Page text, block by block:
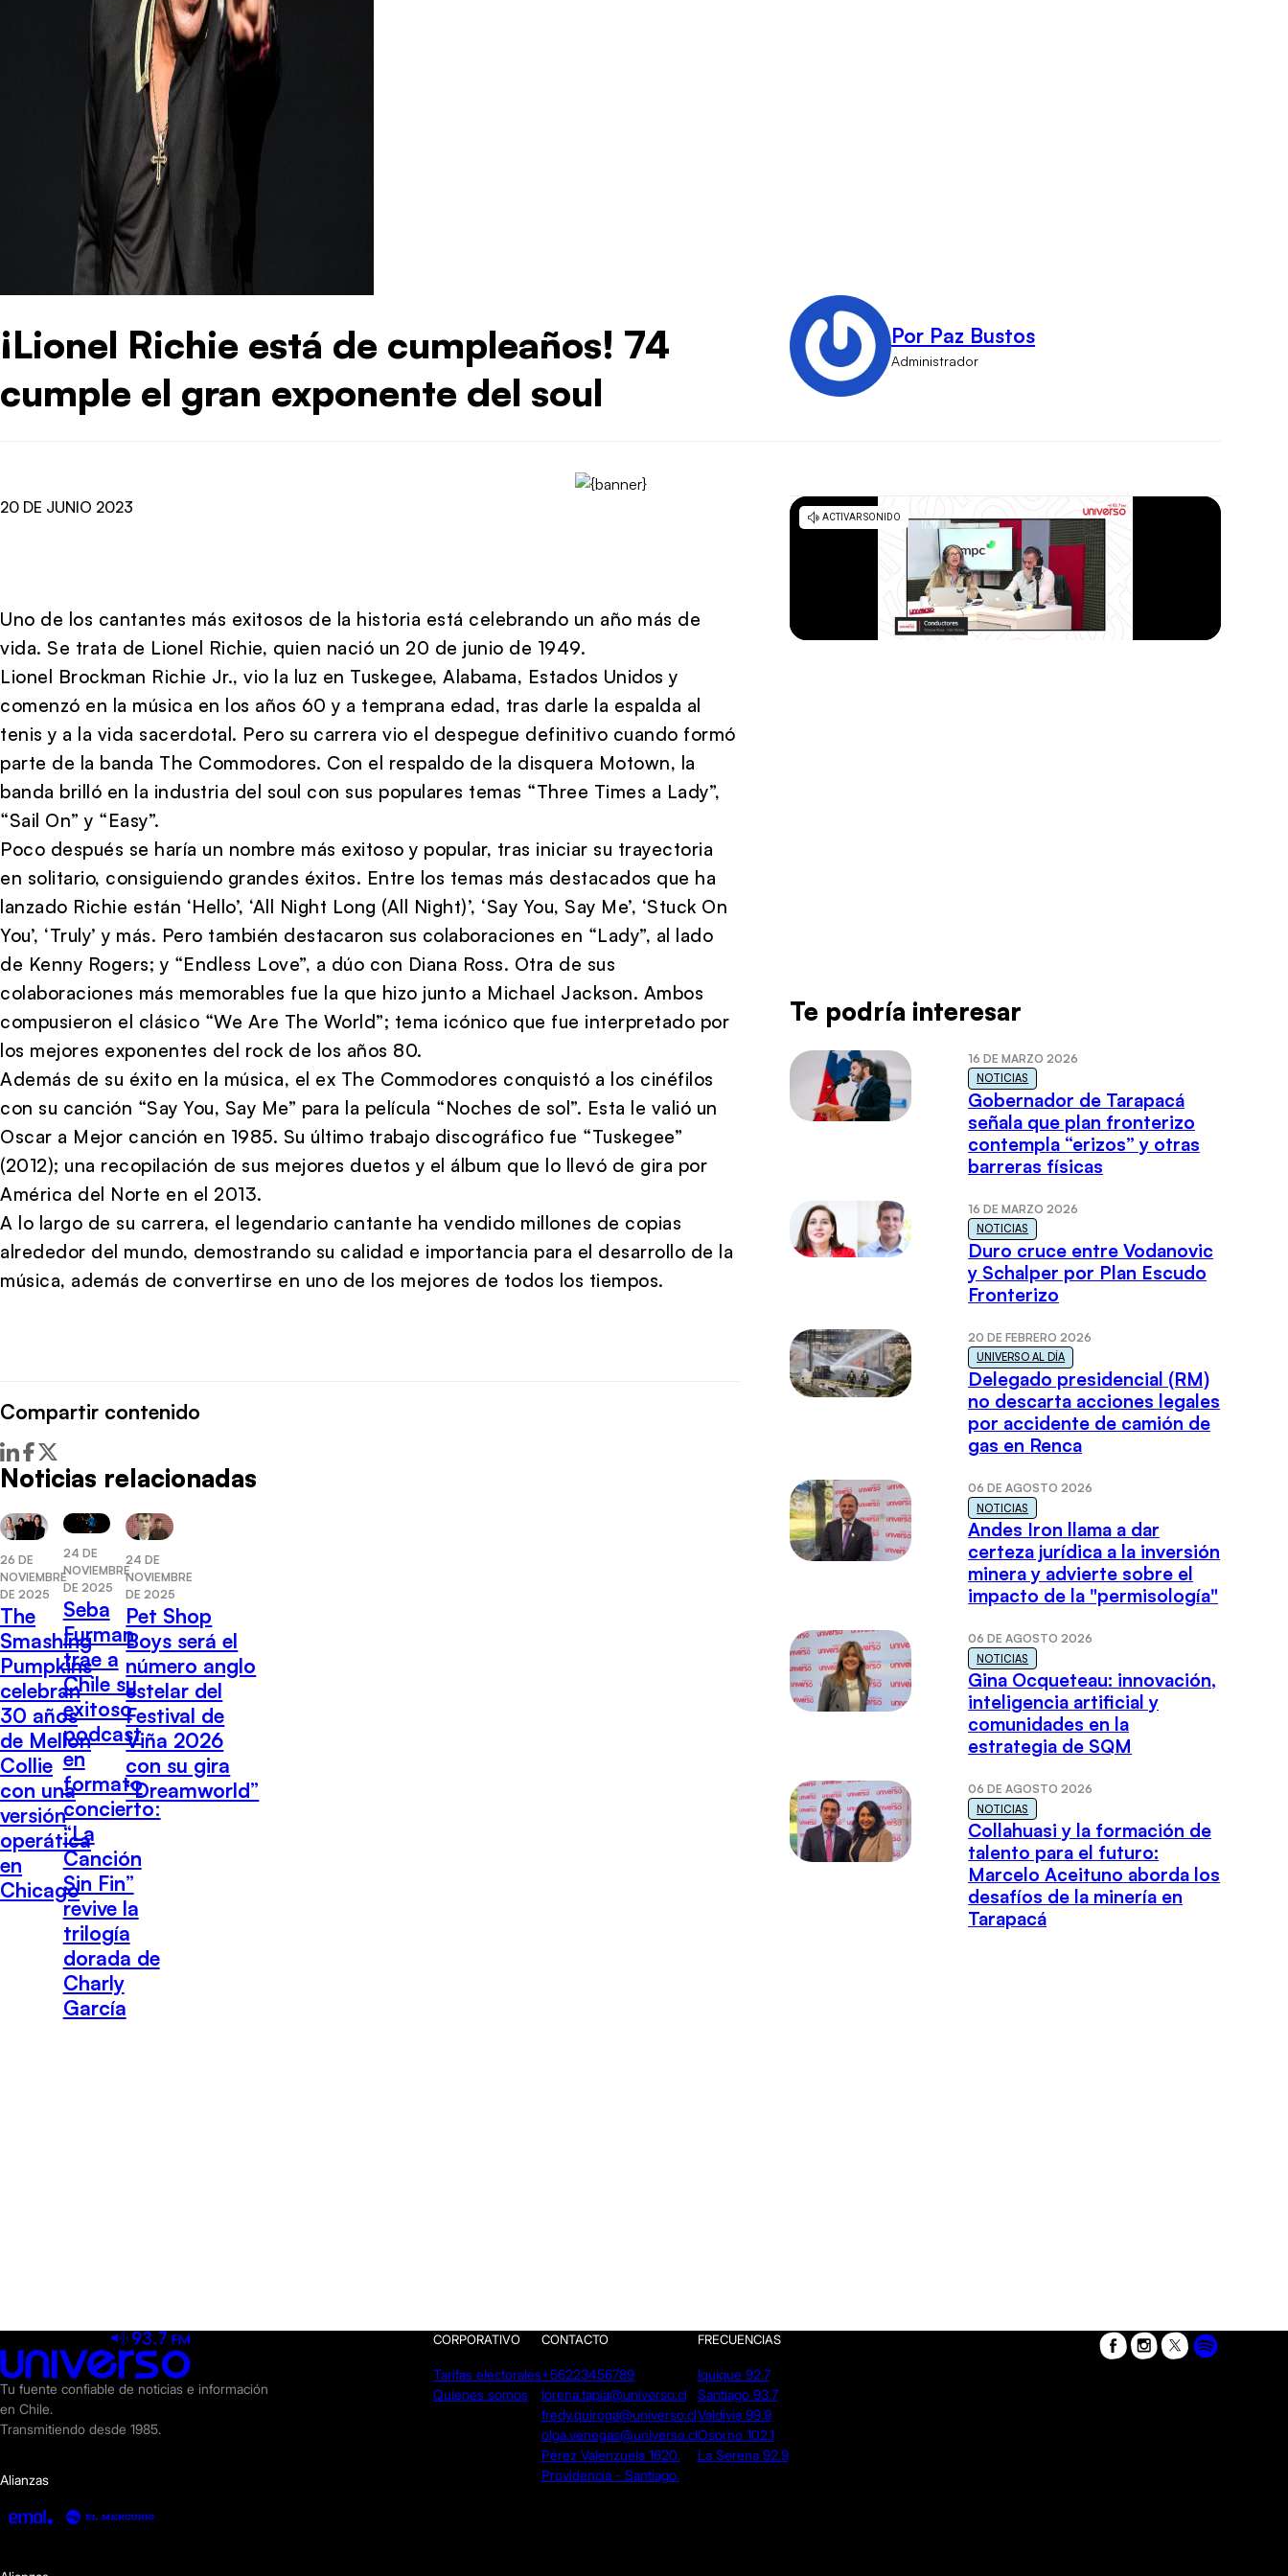
¡Lionel Richie está de cumpleaños! 74
cumple el gran exponente del soul
Por Paz Bustos
Administrador
20 DE JUNIO 2023
Uno de los cantantes más exitosos de la historia está celebrando un año más de
vida. Se trata de Lionel Richie, quien nació un 20 de junio de 1949.
Lionel Brockman Richie Jr., vio la luz en Tuskegee, Alabama, Estados Unidos y
comenzó en la música en los años 60 y a temprana edad, tras darle la espalda al
tenis y a la vida sacerdotal. Pero su carrera vio el despegue definitivo cuando formó
parte de la banda The Commodores. Con el respaldo de la disquera Motown, la
banda brilló en la industria del soul con sus populares temas “Three Times a Lady”,
“Sail On” y “Easy”.
Poco después se haría un nombre más exitoso y popular, tras iniciar su trayectoria
en solitario, consiguiendo grandes éxitos. Entre los temas más destacados que ha
lanzado Richie están ‘Hello’, ‘All Night Long (All Night)’, ‘Say You, Say Me’, ‘Stuck On
You’, ‘Truly’ y más. Pero también destacaron sus colaboraciones en “Lady”, al lado
de Kenny Rogers; y “Endless Love”, a dúo con Diana Ross. Otra de sus
colaboraciones más memorables fue la que hizo junto a Michael Jackson. Ambos
compusieron el clásico “We Are The World”; tema icónico que fue interpretado por
los mejores exponentes del rock de los años 80.
Además de su éxito en la música, el ex The Commodores conquistó a los cinéfilos
con su canción “Say You, Say Me” para la película “Noches de sol”. Esta le valió un
Oscar a Mejor canción en 1985. Su último trabajo discográfico fue “Tuskegee”
(2012); una recopilación de sus mejores duetos y el álbum que lo llevó de gira por
América del Norte en el 2013.
A lo largo de su carrera, el legendario cantante ha vendido millones de copias
alrededor del mundo, demostrando su calidad e importancia para el desarrollo de la
música, además de convertirse en uno de los mejores de todos los tiempos.
Compartir contenido
Noticias relacionadas
26 DE
NOVIEMBRE
DE 2025
The
Smashing
Pumpkins
celebran
30 años
de Mellon
Collie
con una
versión
operática
en
Chicago
24 DE
NOVIEMBRE
DE 2025
Seba
Furman
trae a
Chile su
exitoso
podcast
en
formato
concierto:
“La
Canción
Sin Fin”
revive la
trilogía
dorada de
Charly
García
24 DE
NOVIEMBRE
DE 2025
Pet Shop
Boys será el
número anglo
estelar del
Festival de
Viña 2026
con su gira
“Dreamworld”
Te podría interesar
16 DE MARZO 2026
NOTICIAS
Gobernador de Tarapacá
señala que plan fronterizo
contempla “erizos” y otras
barreras físicas
16 DE MARZO 2026
NOTICIAS
Duro cruce entre Vodanovic
y Schalper por Plan Escudo
Fronterizo
20 DE FEBRERO 2026
UNIVERSO AL DÍA
Delegado presidencial (RM)
no descarta acciones legales
por accidente de camión de
gas en Renca
06 DE AGOSTO 2026
NOTICIAS
Andes Iron llama a dar
certeza jurídica a la inversión
minera y advierte sobre el
impacto de la "permisología"
06 DE AGOSTO 2026
NOTICIAS
Gina Ocqueteau: innovación,
inteligencia artificial y
comunidades en la
estrategia de SQM
06 DE AGOSTO 2026
NOTICIAS
Collahuasi y la formación de
talento para el futuro:
Marcelo Aceituno aborda los
desafíos de la minería en
Tarapacá
Tu fuente confiable de noticias e información
en Chile.
Transmitiendo desde 1985.
Alianzas
CORPORATIVO
Tarifas electorales
Quienes somos
CONTACTO
+56223456789
lorena.tapia@universo.cl
fredy.quiroga@universo.cl
olga.venegas@universo.cl
Pérez Valenzuela 1620.
Providencia - Santiago.
FRECUENCIAS
Iquique 92.7
Santiago 93.7
Valdivia 99.9
Osorno 102.1
La Serena 92.9